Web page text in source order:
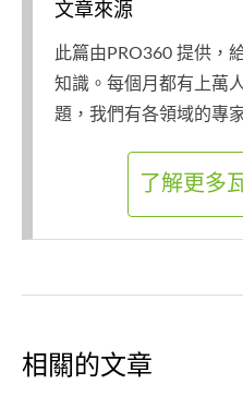
文章來源
此篇由PRO360 提供，
知識。每個月都有上萬
題，我們有各領域的專
了解更多
相關的文章